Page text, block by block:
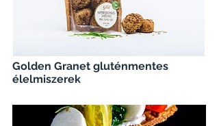
Golden Granet gluténmentes
élelmiszerek